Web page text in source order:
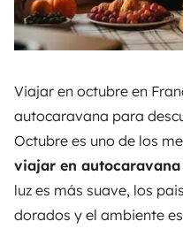
Viajar en octubre en
autocaravana para
Octubre es uno de los
viajar en
luz es más suave, los
dorados y el ambiente